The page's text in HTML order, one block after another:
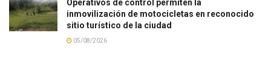
Operativos de control permiten la
inmovilización de motocicletas en reconocido
sitio turístico de la ciudad
05/08/2026